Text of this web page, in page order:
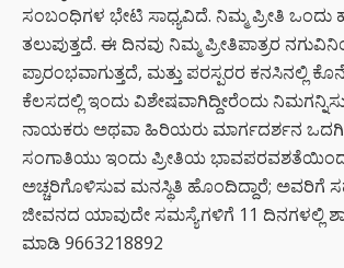
ಸಂಬಂಧಿಗಳ ಭೇಟಿ ಸಾಧ್ಯವಿದೆ. ನಿಮ್ಮ ಪ್ರೀತಿ ಒಂದು
ತಲುಪುತ್ತದೆ. ಈ ದಿನವು ನಿಮ್ಮ ಪ್ರೀತಿಪಾತ್ರರ
ಪ್ರಾರಂಭವಾಗುತ್ತದೆ, ಮತ್ತು ಪರಸ್ಪರರ ಕನಸಿನಲ್ಲಿ
ಕೆಲಸದಲ್ಲಿ ಇಂದು ವಿಶೇಷವಾಗಿದ್ದೀರೆಂದು
ನಾಯಕರು ಅಥವಾ ಹಿರಿಯರು ಮಾರ್ಗದರ್ಶನ
ಸಂಗಾತಿಯು ಇಂದು ಪ್ರೀತಿಯ ಭಾವಪರವಶತೆಯಿಂದ
ಅಚ್ಚರಿಗೊಳಿಸುವ ಮನಸ್ಥಿತಿ ಹೊಂದಿದ್ದಾರೆ;
ಜೀವನದ ಯಾವುದೇ ಸಮಸ್ಯೆಗಳಿಗೆ 11 ದಿನಗಳಲ್ಲಿ
ಮಾಡಿ 9663218892